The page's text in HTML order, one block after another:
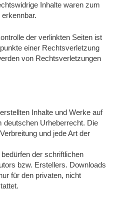
Inhalte waren zum
der verlinkten Seiten ist
einer Rechtsverletzung
von Rechtsverletzungen
Inhalte und Werke auf
deutschen Urheberrecht. Die
und jede Art der
der schriftlichen
bzw. Erstellers. Downloads
für den privaten, nicht